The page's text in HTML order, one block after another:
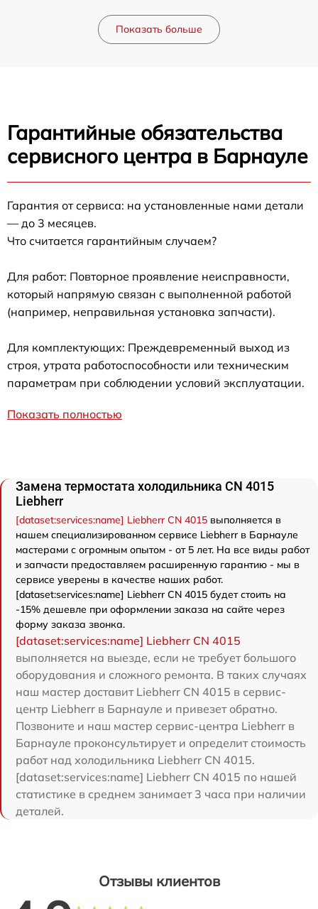
Показать больше
Гарантийные обязательства
сервисного центра в Барнауле
Гарантия от сервиса: на установленные нами детали
— до 3 месяцев.
Что считается гарантийным случаем?
Для работ: Повторное проявление неисправности,
который напрямую связан с выполненной работой
(например, неправильная установка запчасти).
Для комплектующих: Преждевременный выход из
строя, утрата работоспособности или техническим
параметрам при соблюдении условий эксплуатации.
Показать полностью
Замена термостата холодильника CN 4015
Liebherr
[dataset:services:name] Liebherr CN 4015 выполняется в
нашем специализированном сервисе Liebherr в Барнауле
мастерами с огромным опытом - от 5 лет. На все виды работ
и запчасти предоставляем расширенную гарантию - мы в
сервисе уверены в качестве наших работ.
[dataset:services:name] Liebherr CN 4015 будет стоить на
-15% дешевле при оформлении заказа на сайте через
форму заказа звонка.
[dataset:services:name] Liebherr CN 4015
выполняется на выезде, если не требует большого
оборудования и сложного ремонта. В таких случаях
наш мастер доставит Liebherr CN 4015 в сервис-
центр Liebherr в Барнауле и привезет обратно.
Позвоните и наш мастер сервис-центра Liebherr в
Барнауле проконсультирует и определит стоимость
работ над холодильника Liebherr CN 4015.
[dataset:services:name] Liebherr CN 4015 по нашей
статистике в среднем занимает 3 часа при наличии
деталей.
Отзывы клиентов